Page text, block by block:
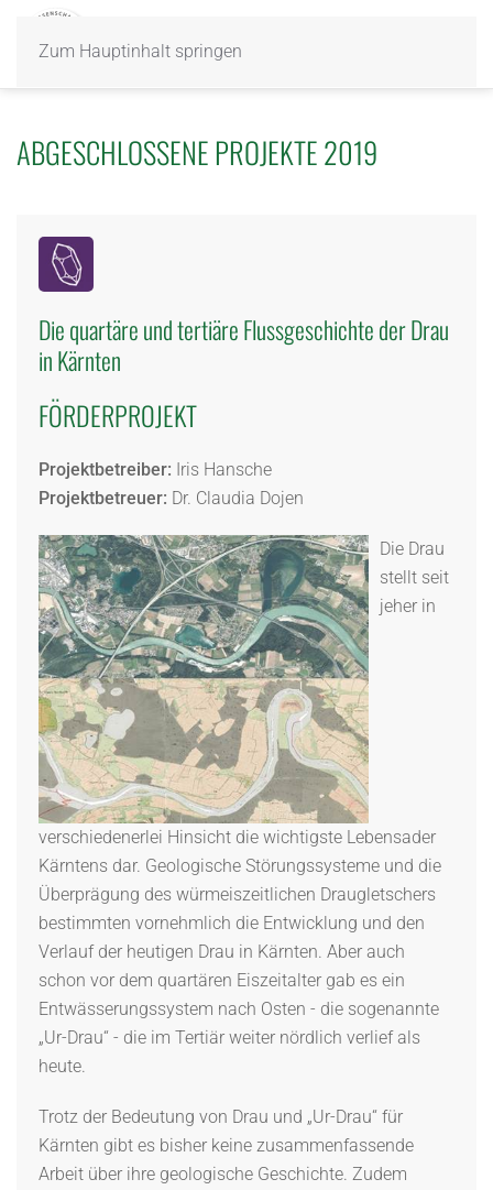
Zum Hauptinhalt springen
ABGESCHLOSSENE PROJEKTE 2019
Die quartäre und tertiäre Flussgeschichte der Drau
in Kärnten
FÖRDERPROJEKT
Projektbetreiber: Iris Hansche
Projektbetreuer: Dr. Claudia Dojen
Die Drau
stellt seit
jeher in
verschiedenerlei Hinsicht die wichtigste Lebensader
Kärntens dar. Geologische Störungssysteme und die
Überprägung des würmeiszeitlichen Draugletschers
bestimmten vornehmlich die Entwicklung und den
Verlauf der heutigen Drau in Kärnten. Aber auch
schon vor dem quartären Eiszeitalter gab es ein
Entwässerungssystem nach Osten - die sogenannte
„Ur-Drau“ - die im Tertiär weiter nördlich verlief als
heute.
Trotz der Bedeutung von Drau und „Ur-Drau“ für
Kärnten gibt es bisher keine zusammenfassende
Arbeit über ihre geologische Geschichte. Zudem